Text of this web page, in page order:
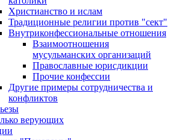
Христианство и ислам
Традиционные религии против "сект"
Внутриконфессиональные отношения
Взаимоотношения
мусульманских организаций
Православные юрисдикции
Прочие конфессии
Другие примеры сотрудничества и
конфликтов
верующих